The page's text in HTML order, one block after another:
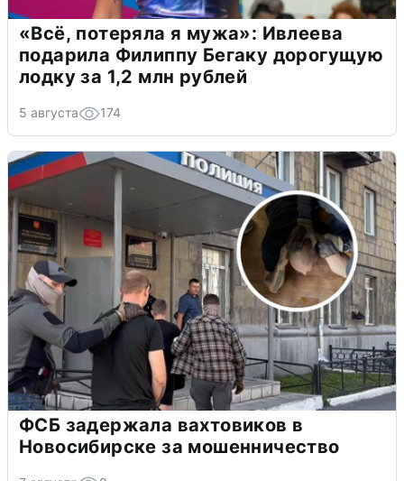
«Всё, потеряла я мужа»: Ивлеева
подарила Филиппу Бегаку дорогущую
лодку за 1,2 млн рублей
5 августа 174
ФСБ задержала вахтовиков в
Новосибирске за мошенничество